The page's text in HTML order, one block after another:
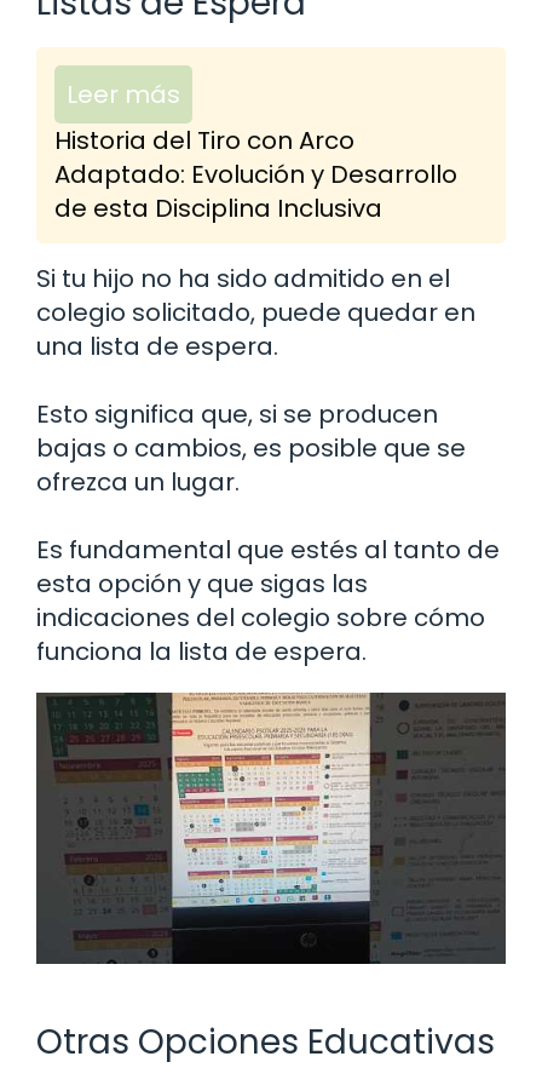
Leer más
Historia del Tiro con Arco
Adaptado: Evolución y Desarrollo
de esta Disciplina Inclusiva
Si tu hijo no ha sido admitido en el
colegio solicitado, puede quedar en
una lista de espera.
Esto significa que, si se producen
bajas o cambios, es posible que se
ofrezca un lugar.
Es fundamental que estés al tanto de
esta opción y que sigas las
indicaciones del colegio sobre cómo
funciona la lista de espera.
Otras Opciones Educativas